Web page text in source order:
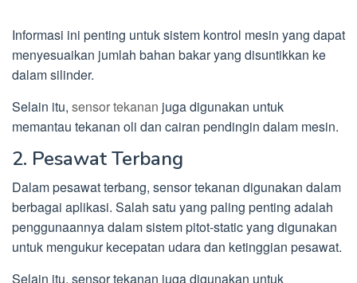
Informasi ini penting untuk sistem kontrol mesin yang dapat
menyesuaikan jumlah bahan bakar yang disuntikkan ke
dalam silinder.
Selain itu, sensor tekanan juga digunakan untuk
memantau tekanan oli dan cairan pendingin dalam mesin.
2. Pesawat Terbang
Dalam pesawat terbang, sensor tekanan digunakan dalam
berbagai aplikasi. Salah satu yang paling penting adalah
penggunaannya dalam sistem pitot-static yang digunakan
untuk mengukur kecepatan udara dan ketinggian pesawat.
Selain itu, sensor tekanan juga digunakan untuk